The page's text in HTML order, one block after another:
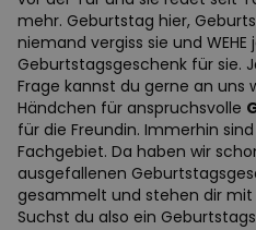
mehr. Geburtstag hier,
niemand vergiss sie und
Geburtstagsgeschenk für sie.
Frage kannst du gerne an uns
Händchen für anspruchsvolle
für die Freundin. Immerhin
Fachgebiet. Da haben wir
ausgefallenen
gesammelt und stehen dir mit
Suchst du also ein